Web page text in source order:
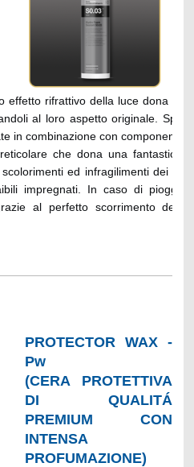
effetto rifrattivo della luce dona
al loro aspetto originale.
in combinazione con componenti
che dona una fantastica
ed infragilimenti dei
impregnati. In caso di pioggia
al perfetto scorrimento delle
l’erogazione secondo necessità.
di tempo. Risciacquare
residuo di acqua.
conservarlo se diluito.
PROTECTOR WAX -
Pw
(CERA PROTETTIVA
DI QUALITÁ
PREMIUM CON
INTENSA
PROFUMAZIONE)